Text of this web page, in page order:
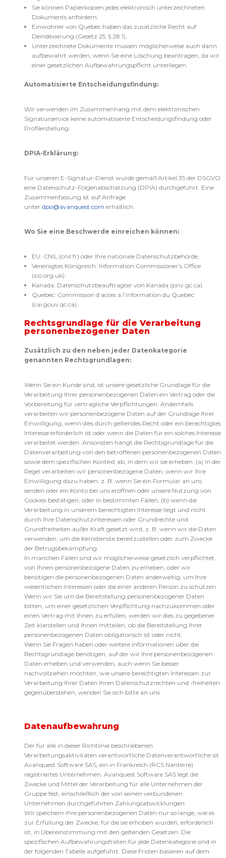
Sie können Papierkopien jedes elektronisch unterzeichneten
Dokuments anfordern.
Einwohner von Quebec haben das zusätzliche Recht auf
Deindexierung (Gesetz 25, § 28.1).
Unterzeichnete Dokumente müssen möglicherweise auch dann
aufbewahrt werden, wenn Sie eine Löschung beantragen, da wir
einer gesetzlichen Aufbewahrungspflicht unterliegen.
Automatisierte Entscheidungsfindung:
Wir verwenden im Zusammenhang mit dem elektronischen
Signaturservice keine automatisierte Entscheidungsfindung oder
Profilerstellung.
DPIA-Erklärung:
Für unseren E-Signatur-Dienst wurde gemäß Artikel 35 der DSGVO
eine Datenschutz-Folgenabschätzung (DPIA) durchgeführt. Eine
Zusammenfassung ist auf Anfrage
unter dpo@avanquest.com erhältlich.
Wo Sie eine Beschwerde einreichen können:
EU: CNIL (cnil.fr) oder Ihre nationale Datenschutzbehörde.
Vereinigtes Königreich: Information Commissioner’s Office
(ico.org.uk).
Kanada: Datenschutzbeauftragter von Kanada (priv.gc.ca).
Quebec: Commission d’acces a l’information du Quebec
(cai.gouv.qc.ca).
Rechtsgrundlage für die Verarbeitung
personenbezogener Daten
Zusätzlich zu den neben jeder Datenkategorie
genannten Rechtsgrundlagen:
Wenn Sie ein Kunde sind, ist unsere gesetzliche Grundlage für die
Verarbeitung Ihrer personenbezogenen Daten ein Vertrag oder die
Vorbereitung für vertragliche Verpflichtungen. Andernfalls
verarbeiten wir personenbezogene Daten auf der Grundlage Ihrer
Einwilligung, wenn dies durch geltendes Recht oder ein berechtigtes
Interesse erforderlich ist oder wenn die Daten für ein solches Interesse
verarbeitet werden. Ansonsten hängt die Rechtsgrundlage für die
Datenverarbeitung von den betroffenen personenbezogenen Daten
sowie dem spezifischen Kontext ab, in dem wir sie erheben: (a) In der
Regel verarbeiten wir personenbezogene Daten, wenn wir Ihre
Einwilligung dazu haben, z. B. wenn Sie ein Formular an uns
senden oder ein Konto bei uns eröffnen oder unsere Nutzung von
Cookies bestätigen, oder in bestimmten Fällen, (b) wenn die
Verarbeitung in unserem berechtigten Interesse liegt und nicht
durch Ihre Datenschutzinteressen oder Grundrechte und
Grundfreiheiten außer Kraft gesetzt wird, z. B. wenn wir die Daten
verwenden, um die Kerndienste bereitzustellen oder zum Zwecke
der Betrugsbekämpfung.
In manchen Fällen sind wir möglicherweise gesetzlich verpflichtet,
von Ihnen personenbezogene Daten zu erheben, oder wir
benötigen die personenbezogenen Daten anderweitig, um Ihre
wesentlichen Interessen oder die einer anderen Person zu schützen.
Wenn wir Sie um die Bereitstellung personenbezogener Daten
bitten, um einer gesetzlichen Verpflichtung nachzukommen oder
einen Vertrag mit Ihnen zu erfüllen, werden wir dies zu gegebener
Zeit klarstellen und Ihnen mitteilen, ob die Bereitstellung Ihrer
personenbezogenen Daten obligatorisch ist oder nicht.
Wenn Sie Fragen haben oder weitere Informationen über die
Rechtsgrundlage benötigen, auf der wir Ihre personenbezogenen
Daten erheben und verwenden, auch wenn Sie besser
nachvollziehen möchten, wie unsere berechtigten Interessen zur
Verarbeitung Ihrer Daten Ihren Datenschutzrechten und -freiheiten
gegenüberstehen, wenden Sie sich bitte an uns.
Datenaufbewahrung
Der für alle in dieser Richtlinie beschriebenen
Verarbeitungsaktivitäten verantwortliche Datenverantwortliche ist
Avanquest Software SAS, ein in Frankreich (RCS Nanterre)
registriertes Unternehmen. Avanquest Software SAS legt die
Zwecke und Mittel der Verarbeitung für alle Unternehmen der
Gruppe fest, einschließlich der von seinen verbundenen
Unternehmen durchgeführten Zahlungsabwicklungen.
Wir speichern Ihre personenbezogenen Daten nur so lange, wie es
zur Erfüllung der Zwecke, für die sie erhoben wurden, erforderlich
ist, in Übereinstimmung mit den geltenden Gesetzen. Die
spezifischen Aufbewahrungsfristen für jede Datenkategorie sind in
der folgenden Tabelle aufgeführt. Diese Fristen basieren auf dem